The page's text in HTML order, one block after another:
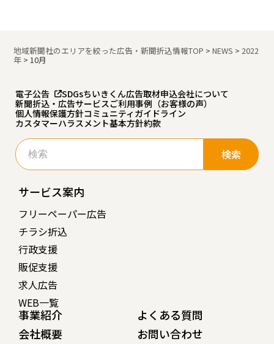
地域新聞社のエリアを絞った広告・新聞折込情報TOP >NEWS > 2022
年 >10月
電子公告 SDGsちいきくん広告取材申込会社について
新聞折込・広告サービスご利用事例（お客様の声）
個人情報保護方針コミュニティガイドライン
カスタマーハラスメント基本方針約款
検
索:
サービス案内
フリーペーパー広告
チラシ折込
行政支援
販促支援
求人広告
WEB一覧
事業紹介
会社概要
よくある質問
お問い合わせ